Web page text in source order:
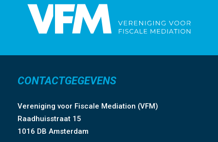
CONTACTGEGEVENS
Vereniging voor Fiscale Mediation (VFM)
Raadhuisstraat 15
1016 DB Amsterdam